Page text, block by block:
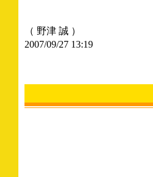
（ 野津 誠 ）
2007/09/27 13:19